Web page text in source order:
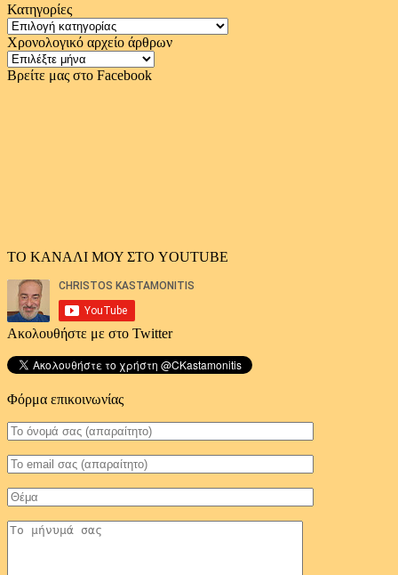
Κατηγορίες
Κατηγορίες
Χρονολογικό αρχείο άρθρων
Χρονολογικό
αρχείο
Βρείτε μας στο Facebook
ΤΟ ΚΑΝΑΛΙ ΜΟΥ ΣΤΟ YOUTUBE
Ακολουθήστε με στο Twitter
Φόρμα επικοινωνίας